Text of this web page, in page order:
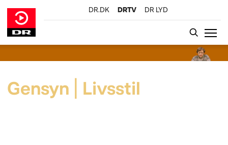
GÅ TIL INDHOLD
DR.DK DRTV DR LYD
Gensyn | Livsstil